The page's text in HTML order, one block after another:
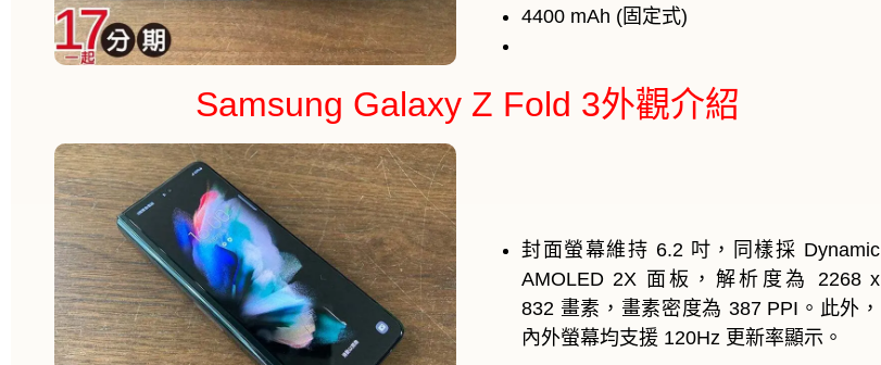
4400 mAh (固定式)
Samsung Galaxy Z Fold 3外觀介紹
封面螢幕維持 6.2 吋，同樣採 Dynamic
AMOLED 2X 面板，解析度為 2268 x
832 畫素，畫素密度為 387 PPI。此外，
內外螢幕均支援 120Hz 更新率顯示。